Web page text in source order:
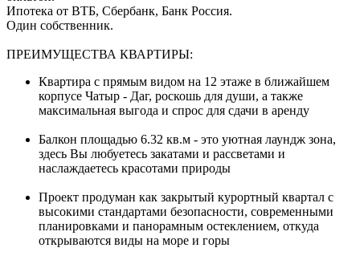
Ипотека от ВТБ, Сбербанк, Банк Россия.
Один собственник.
ПРЕИМУЩЕСТВА КВАРТИРЫ:
Квартира с прямым видом на 12 этаже в ближайшем
корпусе Чатыр - Даг, роскошь для души, а также
максимальная выгода и спрос для сдачи в аренду
Балкон площадью 6.32 кв.м - это уютная лаундж зона,
здесь Вы любуетесь закатами и рассветами и
наслаждаетесь красотами природы
Проект продуман как закрытый курортный квартал с
высокими стандартами безопасности, современными
планировками и панорамным остеклением, откуда
открываются виды на море и горы